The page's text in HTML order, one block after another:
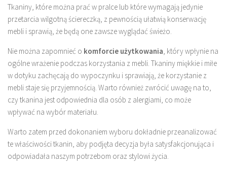
Tkaniny, które można prać w pralce lub które wymagają jedynie
przetarcia wilgotną ściereczką, z pewnością ułatwią konserwację
mebli i sprawią, że będą one zawsze wyglądać świeżo.
Nie można zapomnieć o komforcie użytkowania , który wpłynie na
ogólne wrażenie podczas korzystania z mebli. Tkaniny miękkie i miłe
w dotyku zachęcają do wypoczynku i sprawiają, że korzystanie z
mebli staje się przyjemnością. Warto również zwrócić uwagę na to,
czy tkanina jest odpowiednia dla osób z alergiami, co może
wpływać na wybór materiału.
Warto zatem przed dokonaniem wyboru dokładnie przeanalizować
te właściwości tkanin, aby podjęta decyzja była satysfakcjonująca i
odpowiadała naszym potrzebom oraz stylowi życia.